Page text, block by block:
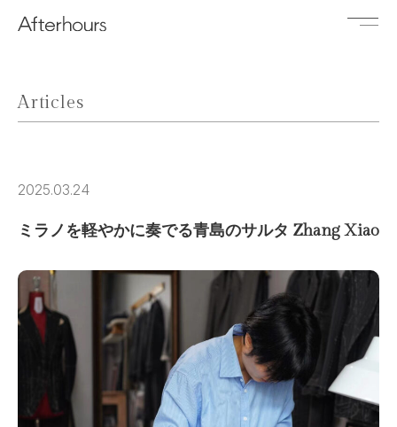
Articles
2025.03.24
ミラノを軽やかに奏でる青島のサルタ Zhang Xiao